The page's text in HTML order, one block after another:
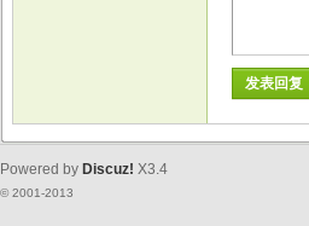
发表回复
Powered by Discuz! X3.4
© 2001-2013